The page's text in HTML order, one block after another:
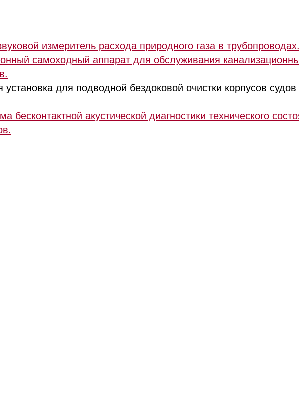
измеритель расхода природного газа в трубопроводах.
самоходный аппарат для обслуживания
для подводной бездоковой очистки корпусов судов
бесконтактной акустической диагностики технического